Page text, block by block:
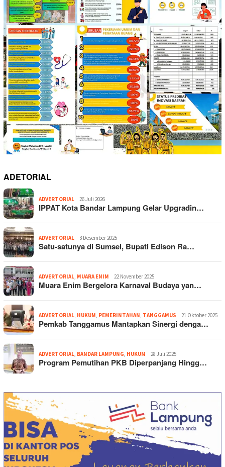
ADETORIAL
ADVERTORIAL 26 Juli 2026
IPPAT Kota Bandar Lampung Gelar Upgradin…
ADVERTORIAL 3 Desember 2025
Satu-satunya di Sumsel, Bupati Edison Ra…
ADVERTORIAL MUARA ENIM 22 November 2025
Muara Enim Bergelora Karnaval Budaya yan…
ADVERTORIAL HUKUM PEMERINTAHAN TANGGAMUS 21 Oktober 2025
Pemkab Tanggamus Mantapkan Sinergi denga…
ADVERTORIAL BANDAR LAMPUNG HUKUM 28 Juli 2025
Program Pemutihan PKB Diperpanjang Hingg…